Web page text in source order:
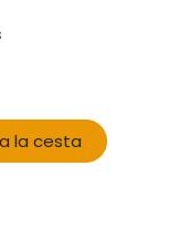
la cesta